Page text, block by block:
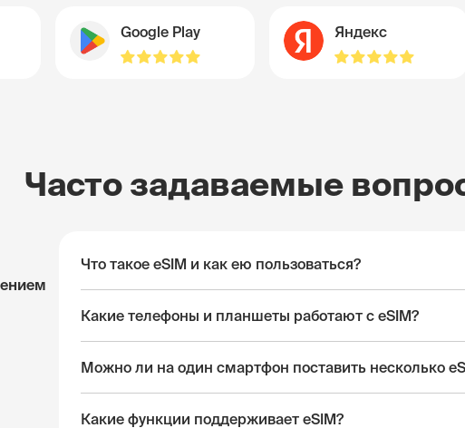
Google Play Яндекс
Часто задаваемые
Что такое eSIM и как ею пользоваться?
Какие телефоны и планшеты работают с eSIM?
Можно ли на один смартфон поставить несколько
Какие функции поддерживает eSIM?